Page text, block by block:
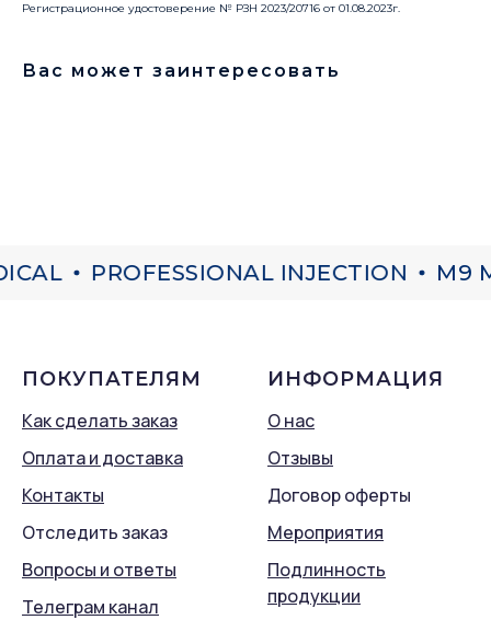
Регистрационное удостоверение № РЗН 2023/20716 от 01.08.2023г.
Вас может заинтересовать
PROFESSIONAL INJECTION M9
ПОКУПАТЕЛЯМ
Как сделать заказ
Оплата и доставка
Контакты
Отследить заказ
Вопросы и ответы
Телеграм канал
ИНФОРМАЦИЯ
О нас
Отзывы
Договор оферты
Мероприятия
Подлинность
продукции